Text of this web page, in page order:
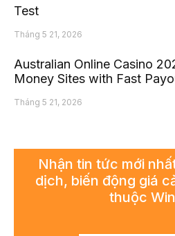
Test
Tháng 5 21, 2026
Australian Online Casino
Money Sites with Fast
Tháng 5 21, 2026
Nhận tin tức mới
dịch, biến động giá
thuộc